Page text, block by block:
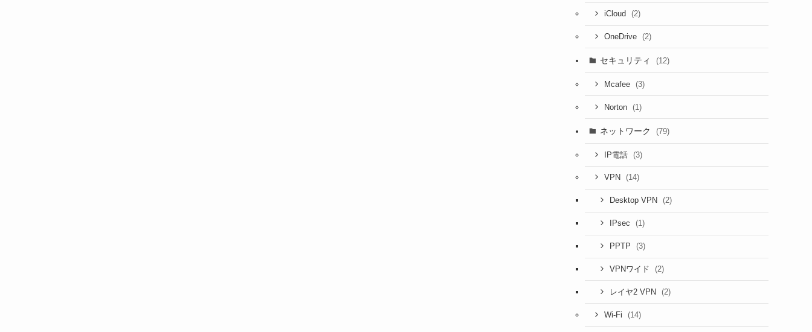
iCloud (2)
OneDrive (2)
セキュリティ (12)
Mcafee (3)
Norton (1)
ネットワーク (79)
IP電話 (3)
VPN (14)
Desktop VPN (2)
IPsec (1)
PPTP (3)
VPNワイド (2)
レイヤ2 VPN (2)
Wi-Fi (14)